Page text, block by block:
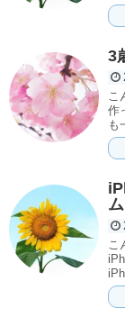
3
こ
作
も
ム
こ